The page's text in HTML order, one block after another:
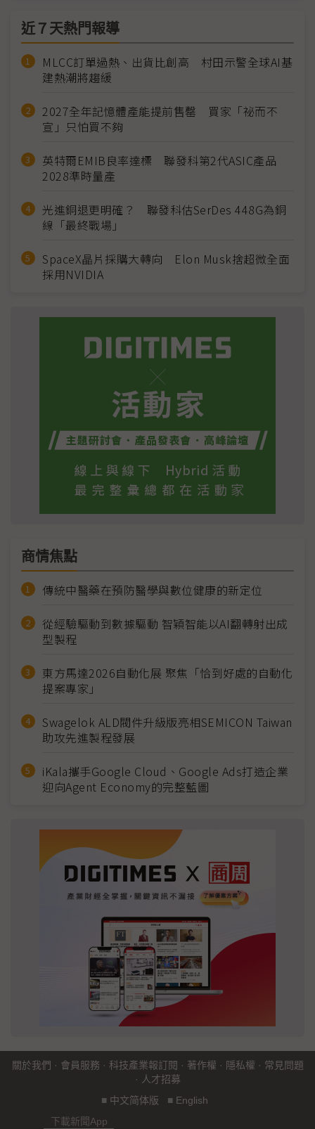
近７天熱門報導
MLCC訂單過熱、出貨比創高 村田示警全球AI基
建熱潮將趨緩
2027全年記憶體產能提前售罄 買家「祕而不
宣」只怕買不夠
英特爾EMIB良率達標 聯發科第2代ASIC產品
2028準時量產
光進銅退更明確？ 聯發科估SerDes 448G為銅
線「最終戰場」
SpaceX晶片採購大轉向 Elon Musk捨超微全面
採用NVIDIA
商情焦點
傳統中醫藥在預防醫學與數位健康的新定位
從經驗驅動到數據驅動 智穎智能以AI翻轉射出成
型製程
東方馬達2026自動化展 聚焦「恰到好處的自動化
提案專家」
Swagelok ALD閥件升級版亮相SEMICON Taiwan
助攻先進製程發展
iKala攜手Google Cloud、Google Ads打造企業
迎向Agent Economy的完整藍圖
關於我們 · 會員服務 · 科技產業報訂閱 · 著作權 · 隱私權 · 常見問題
· 人才招募
■ 中文简体版 ■ English
下載新聞App